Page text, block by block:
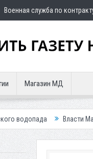
Военная служба по
Магазин МД
Власти Махачкалы